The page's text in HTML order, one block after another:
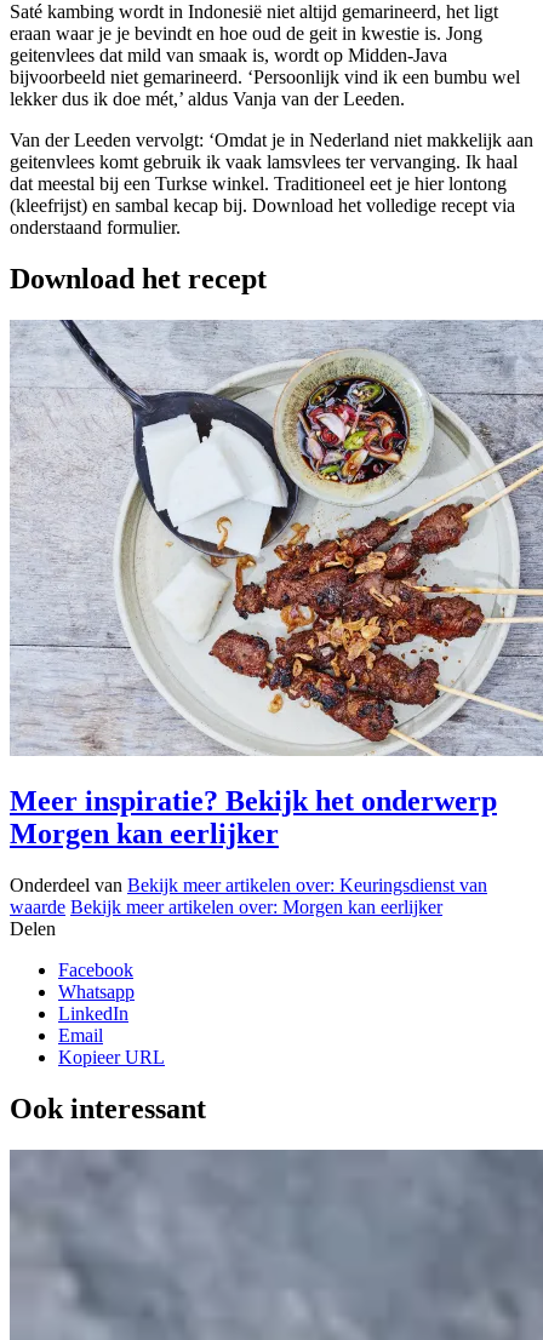
Saté kambing wordt in Indonesië niet altijd gemarineerd, het ligt
eraan waar je je bevindt en hoe oud de geit in kwestie is. Jong
geitenvlees dat mild van smaak is, wordt op Midden-Java
bijvoorbeeld niet gemarineerd. ‘Persoonlijk vind ik een bumbu wel
lekker dus ik doe mét,’ aldus Vanja van der Leeden.
Van der Leeden vervolgt: ‘Omdat je in Nederland niet makkelijk aan
geitenvlees komt gebruik ik vaak lamsvlees ter vervanging. Ik haal
dat meestal bij een Turkse winkel. Traditioneel eet je hier lontong
(kleefrijst) en sambal kecap bij. Download het volledige recept via
onderstaand formulier.
Download het recept
Meer inspiratie? Bekijk het onderwerp
Morgen kan eerlijker
Onderdeel van Bekijk meer artikelen over: Keuringsdienst van
waarde Bekijk meer artikelen over: Morgen kan eerlijker
Delen
Facebook
Whatsapp
LinkedIn
Email
Kopieer URL
Ook interessant